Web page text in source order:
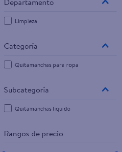
Limpieza
Quitamanchas para ropa
Quitamanchas liquido
Rangos de precio